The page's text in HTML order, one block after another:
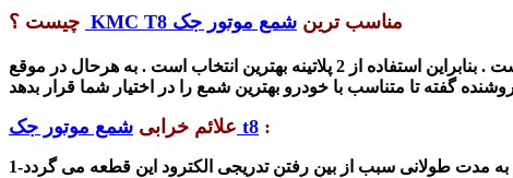
مناسب ترین شمع موتور جک KMC T8 چیست ؟
مناسبترین شمع برای خودرو شمع 4 پلاتینه است ، البته قیمت آن بالا می باشد. می توان گفت که شمع 2 پلاتینه دارای قیمت مناسب است . بنابراین استفاده از 2 پلاتینه بهترین انتخاب است . به هرحال در موقع
علائم خرابی شمع موتور جک t8 :
1-